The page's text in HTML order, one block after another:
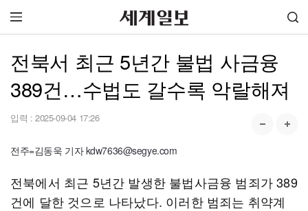
전북서 최근 5년간 불법 사금융
389건…수법도 갈수록 악랄해져
입력 : 2025-09-04 17:26
전주=김동욱 기자 kdw7636@segye.com
전북에서 최근 5년간 발생한 불법사금융 범죄가 389
건에 달한 것으로 나타났다. 이러한 범죄는 취약계